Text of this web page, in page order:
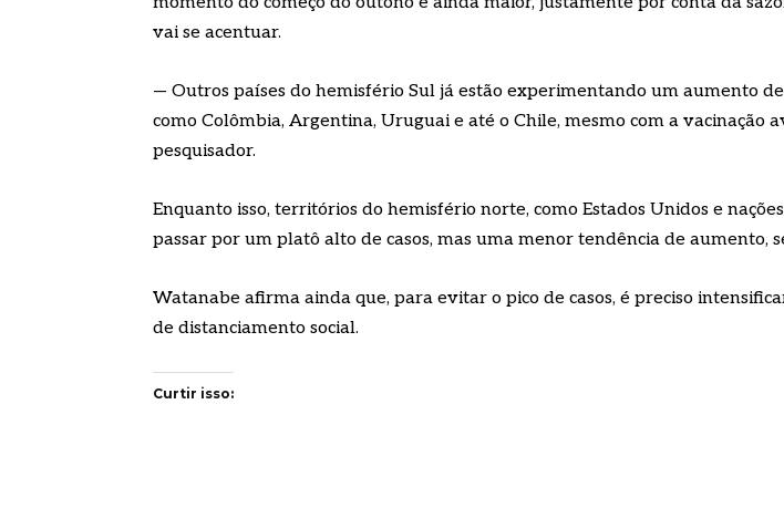
vai se acentuar.
— Outros países do hemisfério Sul já estão experimentando um aumento
como Colômbia, Argentina, Uruguai e até o Chile, mesmo com a vacinação
pesquisador.
Enquanto isso, territórios do hemisfério norte, como Estados Unidos e
passar por um platô alto de casos, mas uma menor tendência de aumento,
Watanabe afirma ainda que, para evitar o pico de casos, é preciso
de distanciamento social.
Curtir isso: